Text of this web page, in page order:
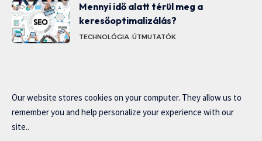
Mennyi idő alatt térül meg a
keresőoptimalizálás?
TECHNOLÓGIA ÚTMUTATÓK
Our website stores cookies on your computer. They allow us to
remember you and help personalize your experience with our
site..